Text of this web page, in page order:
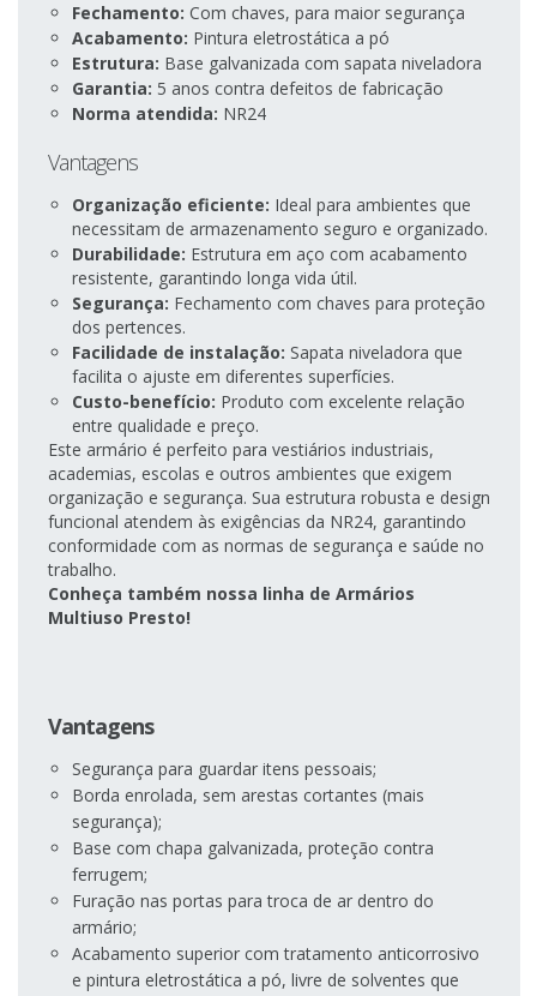
Fechamento: Com chaves, para maior segurança
Acabamento: Pintura eletrostática a pó
Estrutura: Base galvanizada com sapata niveladora
Garantia: 5 anos contra defeitos de fabricação
Norma atendida: NR24
Vantagens
Organização eficiente: Ideal para ambientes que
necessitam de armazenamento seguro e organizado.
Durabilidade: Estrutura em aço com acabamento
resistente, garantindo longa vida útil.
Segurança: Fechamento com chaves para proteção
dos pertences.
Facilidade de instalação: Sapata niveladora que
facilita o ajuste em diferentes superfícies.
Custo-benefício: Produto com excelente relação
entre qualidade e preço.
Este armário é perfeito para vestiários industriais,
academias, escolas e outros ambientes que exigem
organização e segurança. Sua estrutura robusta e design
funcional atendem às exigências da NR24, garantindo
conformidade com as normas de segurança e saúde no
trabalho.
Conheça também nossa linha de Armários
Multiuso Presto!
Vantagens
Segurança para guardar itens pessoais;
Borda enrolada, sem arestas cortantes (mais
segurança);
Base com chapa galvanizada, proteção contra
ferrugem;
Furação nas portas para troca de ar dentro do
armário;
Acabamento superior com tratamento anticorrosivo
e pintura eletrostática a pó, livre de solventes que